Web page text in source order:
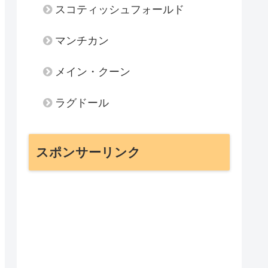
スコティッシュフォールド
マンチカン
メイン・クーン
ラグドール
スポンサーリンク